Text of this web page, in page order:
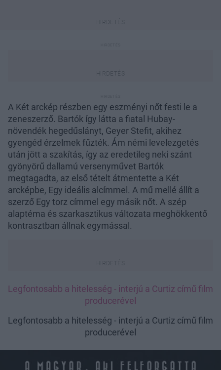
A Két arckép részben egy eszményi nőt festi le a
zeneszerző. Bartók így látta a fiatal Hubay-
növendék hegedűslányt, Geyer Stefit, akihez
gyengéd érzelmek fűzték. Ám némi levelezgetés
után jött a szakítás, így az eredetileg neki szánt
gyönyörű dallamú versenyművet Bartók
megtagadta, az első tételt átmentette a Két
arcképbe, Egy ideális alcímmel. A mű mellé állít a
szerző Egy torz címmel egy másik nőt. A szép
alaptéma és szarkasztikus változata meghökkentő
kontrasztban állnak egymással.
Legfontosabb a hitelesség - interjú a Curtiz című film
producerével
Legfontosabb a hitelesség - interjú a Curtiz című film
producerével